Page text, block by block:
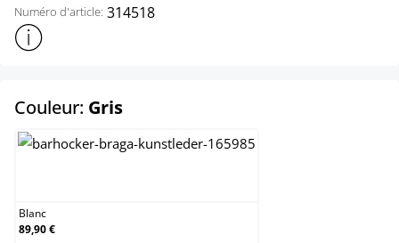
Numéro d'article: 314518
Afficher plus d'informations sur le produit
Couleur: Grisselect
Blanc
89,90 €